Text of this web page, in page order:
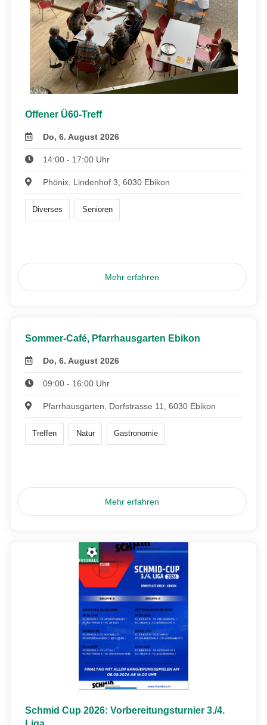
Offener Ü60-Treff
Do, 6. August 2026
14:00 - 17:00 Uhr
Phönix, Lindenhof 3, 6030 Ebikon
Diverses Senioren
Mehr erfahren
Sommer-Café, Pfarrhausgarten Ebikon
Do, 6. August 2026
09:00 - 16:00 Uhr
Pfarrhausgarten, Dorfstrasse 11, 6030 Ebikon
Treffen Natur Gastronomie
Mehr erfahren
Schmid Cup 2026: Vorbereitungsturnier 3./4.